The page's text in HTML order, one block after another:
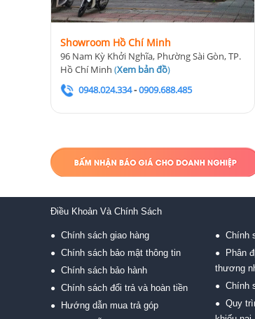
Showroom Hồ Chí Minh
96 Nam Kỳ Khởi Nghĩa, Phường Sài Gòn, TP.
Hồ Chí Minh (Xem bản đồ)
0948.024.334-0909.688.485
Điều Khoản Và Chính Sách
● Chính sách giao hàng
● Chính sách bảo mật thông tin
● Chính sách bảo hành
● Chính sách đổi trả và hoàn tiền
● Hướng dẫn mua trả góp
● Chính
●
Phân
thương
● Chính
● Quy